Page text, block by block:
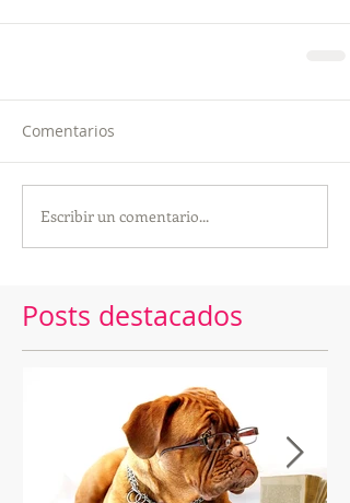
Posts destacados
Comentarios
Escribir un comentario...